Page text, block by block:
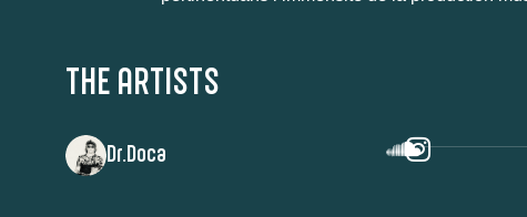
THE ARTISTS
Dr.Doca